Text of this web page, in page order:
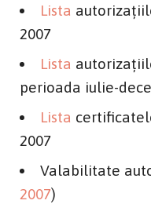
Lista
2007
Lista
perioada iulie-
Lista
2007
Valabilitate
2007)